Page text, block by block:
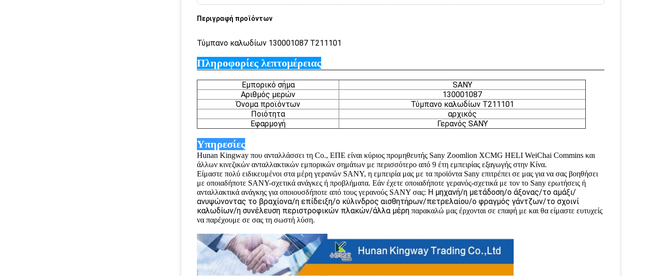
Περιγραφή προϊόντων
Τύμπανο καλωδίων 130001087 T211101
Πληροφορίες λεπτομέρειας
Εμπορικό σήμα
SANY
Αριθμός μερών
130001087
Όνομα προϊόντων
Τύμπανο καλωδίων T211101
Ποιότητα
αρχικός
Εφαρμογή
Γερανός SANY
Υπηρεσίες
Hunan Kingway που ανταλλάσσει τη Co., ΕΠΕ είναι κύριος προμηθευτής Sany Zoomlion XCMG HELI WeiChai Commins και
άλλων κινεζικών ανταλλακτικών εμπορικών σημάτων με περισσότερο από 9 έτη εμπειρίας εξαγωγής στην Κίνα.
Είμαστε πολύ ειδικευμένοι στα μέρη γερανών SANY, η εμπειρία μας με τα προϊόντα Sany επιτρέπει σε μας για να σας βοηθήσει
με οποιαδήποτε SANY-σχετικά ανάγκες ή προβλήματα. Εάν έχετε οποιαδήποτε γερανός-σχετικά με τον το Sany ερωτήσεις ή
ανταλλακτικά ανάγκης για οποιουσδήποτε από τους γερανούς SANY σας: Η μηχανή/η μετάδοση/ο άξονας/το αμάξι/
ανυψώνοντας το βραχίονα/η επίδειξη/ο κύλινδρος αισθητήρων/πετρελαίου/ο φραγμός γάντζων/το σχοινί
καλωδίων/η συνέλευση περιστροφικών πλακών/άλλα μέρη παρακαλώ μας έρχονται σε επαφή με και θα είμαστε ευτυχείς
να παρέχουμε σε σας τη σωστή λύση.